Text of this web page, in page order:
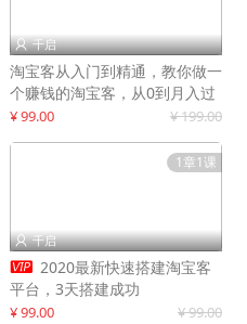
 千启
淘宝客从入门到精通，教你做一
个赚钱的淘宝客，从0到月入过
万
¥ 99.00 ¥ 199.00
1章1课
 千启
 2020最新快速搭建淘宝客
平台，3天搭建成功
¥ 99.00 ¥ 99.00